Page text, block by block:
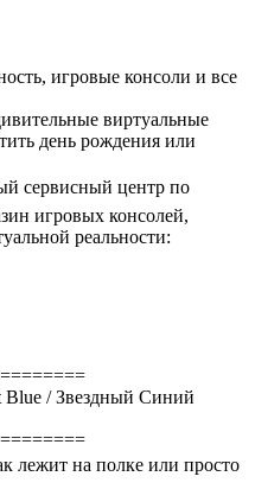
игровые консоли и все
виртуальные
день рождения или
сервисный центр по
игровых консолей,
реальности:
Blue / Звездный Синий
лежит на полке или просто